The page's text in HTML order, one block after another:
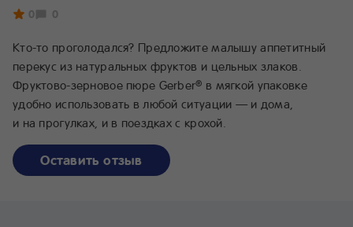
0 0
Кто-то проголодался? Предложите малышу аппетитный
перекус из натуральных фруктов и цельных злаков.
Фруктово-зерновое пюре Gerber® в мягкой упаковке
удобно использовать в любой ситуации — и дома,
и на прогулках, и в поездках с крохой.
Оставить отзыв